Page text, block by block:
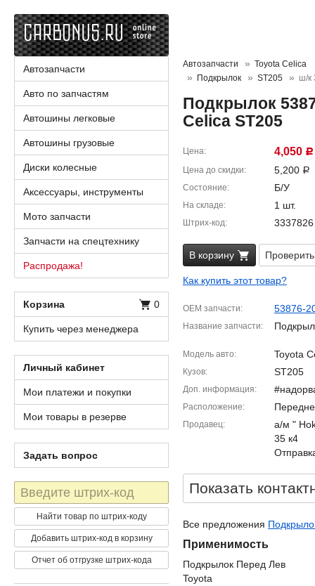
Автозапчасти
Toyota Celica
Подкрылок
ST205 ш/к
Подкрылок
Celica ST205
Цена 4,050 Р
Цена до скидки 5,200 Р
Состояние Б/У
На складе 1 шт.
Штрих-код 3337826
В корзину
Как купить этот товар?
OEM запчасти 53876-
Название запчасти
Модель авто Toyota
Кузов ST205
Доп. информация
Расположение
Продавец
а/м "
35 к4
Показать
Все предложения
Применимость
Подкрылок Перед Лев
Toyota
Автозапчасти
Авто по запчастям
Автошины легковые
Автошины грузовые
Диски колесные
Аксессуары, инструменты
Мото запчасти
Запчасти на спецтехнику
Распродажа!
Корзина 0
Купить через менеджера
Личный кабинет
Мои платежи и покупки
Мои товары в резерве
Задать вопрос
Штрих-
код
Найти товар по штрих-коду
Добавить штрих-код в корзину
Отчет об отгрузке штрих-кода